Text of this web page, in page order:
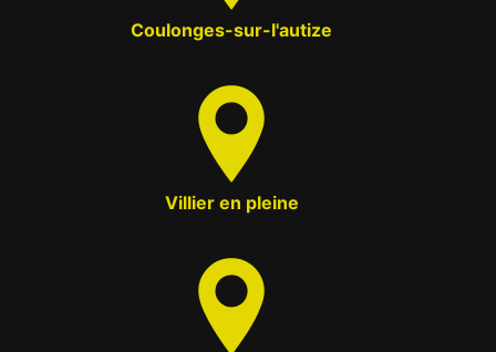
Coulonges-sur-l'autize
Villier en pleine